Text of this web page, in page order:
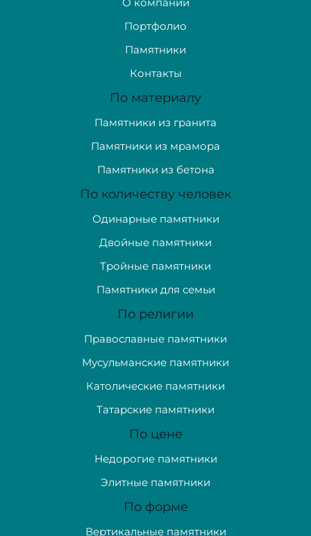
Портфолио
Памятники
Контакты
По материалу
Памятники из гранита
Памятники из мрамора
Памятники из бетона
По количеству человек
Одинарные памятники
Двойные памятники
Тройные памятники
Памятники для семьи
По религии
Православные памятники
Мусульманские памятники
Католические памятники
Татарские памятники
По цене
Недорогие памятники
Элитные памятники
По форме
Вертикальные памятники